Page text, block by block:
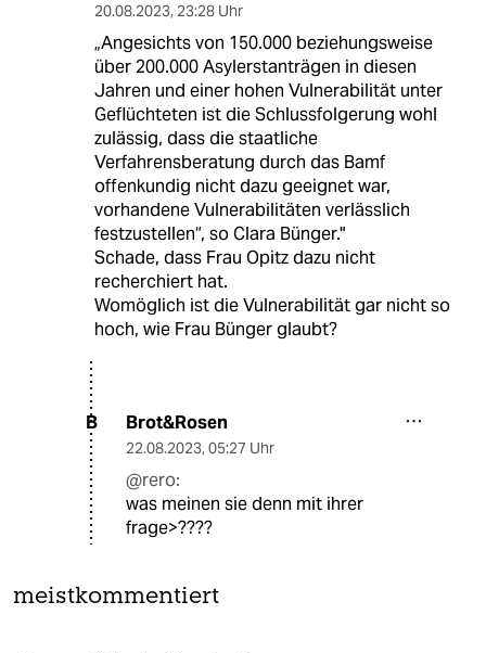
20.08.2023, 23:28 Uhr
„Angesichts von 150.000 beziehungsweise
über 200.000 Asylerstanträgen in diesen
Jahren und einer hohen Vulnerabilität unter
Geflüchteten ist die Schlussfolgerung wohl
zulässig, dass die staatliche
Verfahrensberatung durch das Bamf
offenkundig nicht dazu geeignet war,
vorhandene Vulnerabilitäten verlässlich
festzustellen“, so Clara Bünger."
Schade, dass Frau Opitz dazu nicht
recherchiert hat.
Womöglich ist die Vulnerabilität gar nicht so
hoch, wie Frau Bünger glaubt?
B Brot&Rosen
22.08.2023, 05:27 Uhr
@rero:
was meinen sie denn mit ihrer
frage>????
meistkommentiert